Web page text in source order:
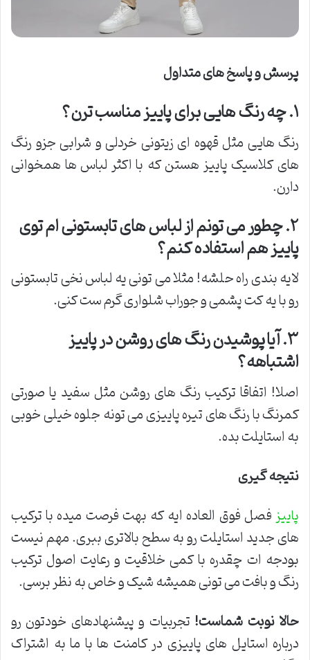
پرسش و پاسخ های متداول
۱.چه رنگ هایی برای پاییز مناسب ترن؟
رنگ هایی مثل قهوه ای زیتونی خردلی و شرابی جزو رنگ
های کلاسیک پاییز هستن که با اکثر لباس ها همخوانی
دارن.
۲.چطور می تونم از لباس های تابستونی ام توی
پاییز هم استفاده کنم؟
لایه بندی راه حلشه! مثلا می تونی یه لباس نخی تابستونی
رو با یه کت پشمی و جوراب شلواری گرم ست کنی.
۳.آیا پوشیدن رنگ های روشن در پاییز
اشتباهه؟
اصلا! اتفاقا ترکیب رنگ های روشن مثل سفید یا صورتی
کمرنگ با رنگ های تیره پاییزی می تونه جلوه خیلی خوبی
به استایلت بده.
نتیجه گیری
پاییزفصل فوق العاده ایه که بهت فرصت میده با ترکیب
های جدید استایلت رو به سطح بالاتری ببری. مهم نیست
بودجه ات چقدره با کمی خلاقیت و رعایت اصول ترکیب
رنگ و بافت می تونی همیشه شیک و خاص به نظر برسی.
حالا نوبت شماست! تجربیات و پیشنهادهای خودتون رو
درباره استایل های پاییزی در کامنت ها با ما به اشتراک